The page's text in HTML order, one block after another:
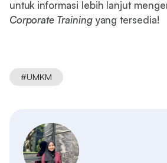
untuk informasi lebih lanjut
Corporate Trainingyang tersedia!
#UMKM